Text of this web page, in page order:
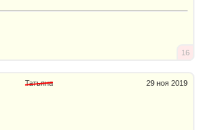
16
29 ноя 2019
Татьяна